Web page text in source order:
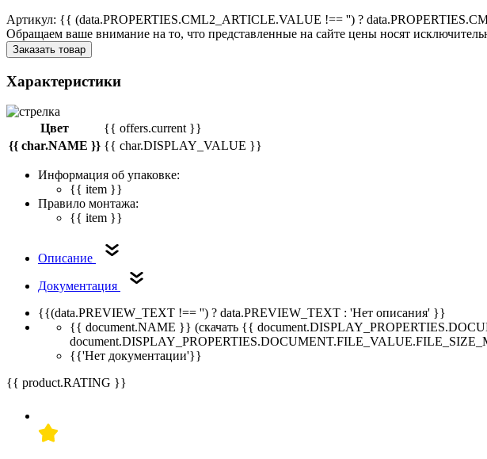
Артикул: {{ (data.PROPERTIES.CML2_ARTICLE.VALUE !== '') ?
Обращаем ваше внимание на то, что представленные на сайте цены носят
Заказать товар
Характеристики
Цвет
{{ offers.current }}
{{ char.NAME }} {{ char.DISPLAY_VALUE }}
Информация об упаковке:
{{ item }}
Правило монтажа:
{{ item }}
Описание
Документация
{{(data.PREVIEW_TEXT !== '') ? data.PREVIEW_TEXT : 'Нет описания' }}
{{ document.NAME }} (скачать {{
{{'Нет документации'}}
{{ product.RATING }}